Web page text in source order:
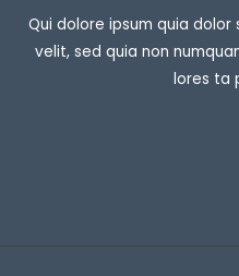
Qui dolore ipsum quia
velit, sed quia non
lores ta